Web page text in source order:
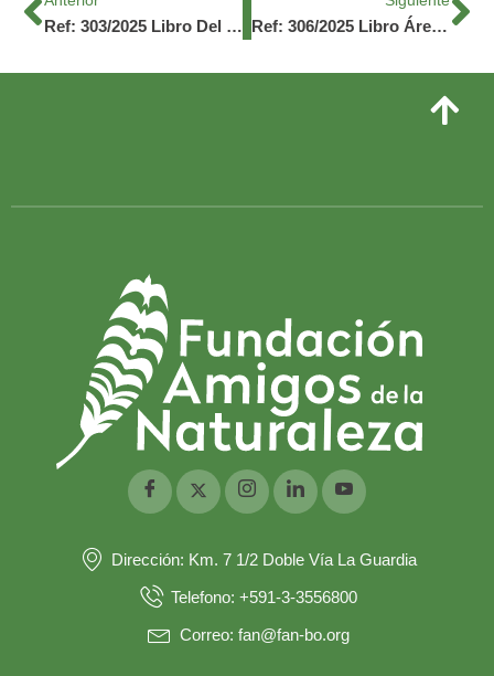
Ref: 303/2025 Libro Del Programa Cadenas De Valor De Productos Del Bosque Ref: 306/2025 Libro Áreas Tropicales Importantes De Plantas TIPAs Bolivia
Dirección: Km. 7 1/2 Doble Vía La Guardia
Telefono: +591-3-3556800
Correo: fan@fan-bo.org